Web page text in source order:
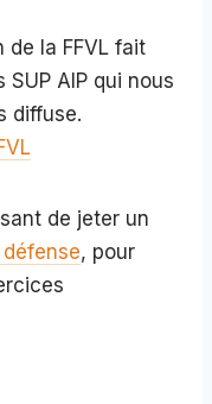
de la FFVL fait
AIP qui nous
diffuse.
de jeter un
, pour